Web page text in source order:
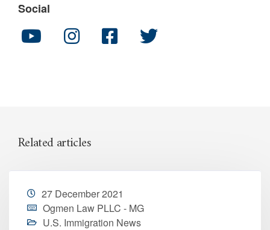
Social
Related articles
27 December 2021
Ogmen Law PLLC - MG
U.S. Immigration News